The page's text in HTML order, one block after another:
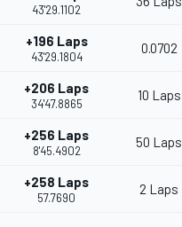
43'29.1102
+196 Laps
43'29.1804
0.0702
+206 Laps
34'47.8865
10 Laps
+256 Laps
8'45.4902
50 Laps
+258 Laps
57.7690
2 Laps